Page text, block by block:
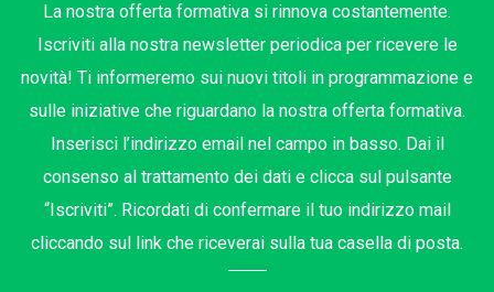
La nostra offerta formativa si rinnova costantemente.
Iscriviti alla nostra newsletter periodica per ricevere le
novità! Ti informeremo sui nuovi titoli in programmazione e
sulle iniziative che riguardano la nostra offerta formativa.
Inserisci l’indirizzo email nel campo in basso. Dai il
consenso al trattamento dei dati e clicca sul pulsante
“Iscriviti”. Ricordati di confermare il tuo indirizzo mail
cliccando sul link che riceverai sulla tua casella di posta.